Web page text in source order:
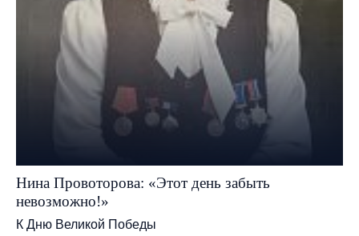
Нина Провоторова: «Этот день забыть
невозможно!»
К Дню Великой Победы